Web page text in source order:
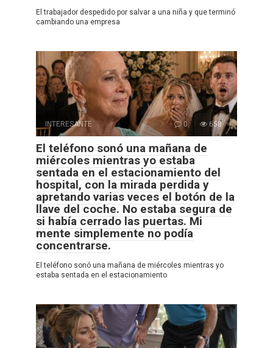
El trabajador despedido por salvar a una niña y que terminó
cambiando una empresa
INTERESANTE 0 658
El teléfono sonó una mañana de
miércoles mientras yo estaba
sentada en el estacionamiento del
hospital, con la mirada perdida y
apretando varias veces el botón de la
llave del coche. No estaba segura de
si había cerrado las puertas. Mi
mente simplemente no podía
concentrarse.
El teléfono sonó una mañana de miércoles mientras yo
estaba sentada en el estacionamiento